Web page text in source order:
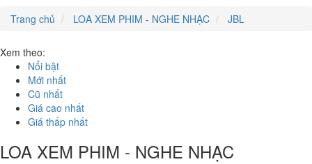
Trang chủ
LOA XEM PHIM - NGHE NHẠC JBL
Xem theo:
Nổi bật
Mới nhất
Cũ nhất
Giá cao nhất
Giá thấp nhất
LOA XEM PHIM - NGHE NHẠC